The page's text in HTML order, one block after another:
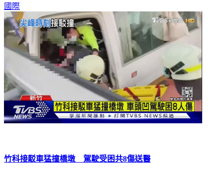
國際
竹科接駁車猛撞橋墩 駕駛受困共8傷送醫